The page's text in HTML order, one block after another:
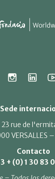
Sede
23 rue de
VERSALLES
Contacto
+ (0) 1 30 83